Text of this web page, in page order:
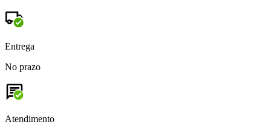
Entrega
No prazo
Atendimento